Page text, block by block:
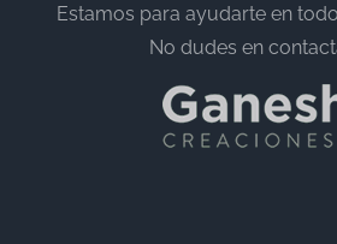
Estamos para ayudarte en
No dudes en